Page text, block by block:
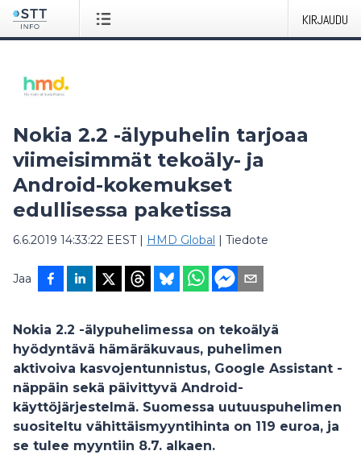
KIRJAUDU
Nokia 2.2 -älypuhelin tarjoaa
viimeisimmät tekoäly- ja
Android-kokemukset
edullisessa paketissa
6.6.2019 14:33:22 EEST| HMD Global | Tiedote
Jaa
Nokia 2.2 -älypuhelimessa on tekoälyä
hyödyntävä hämäräkuvaus, puhelimen
aktivoiva kasvojentunnistus, Google Assistant -
näppäin sekä päivittyvä Android-
käyttöjärjestelmä. Suomessa uutuuspuhelimen
suositeltu vähittäismyyntihinta on 119 euroa, ja
se tulee myyntiin 8.7. alkaen.